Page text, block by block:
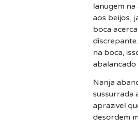
lanugem
aos beijos,
boca
na boca,
abalancado
Nanja
sussurrada
aprazivel
desordem